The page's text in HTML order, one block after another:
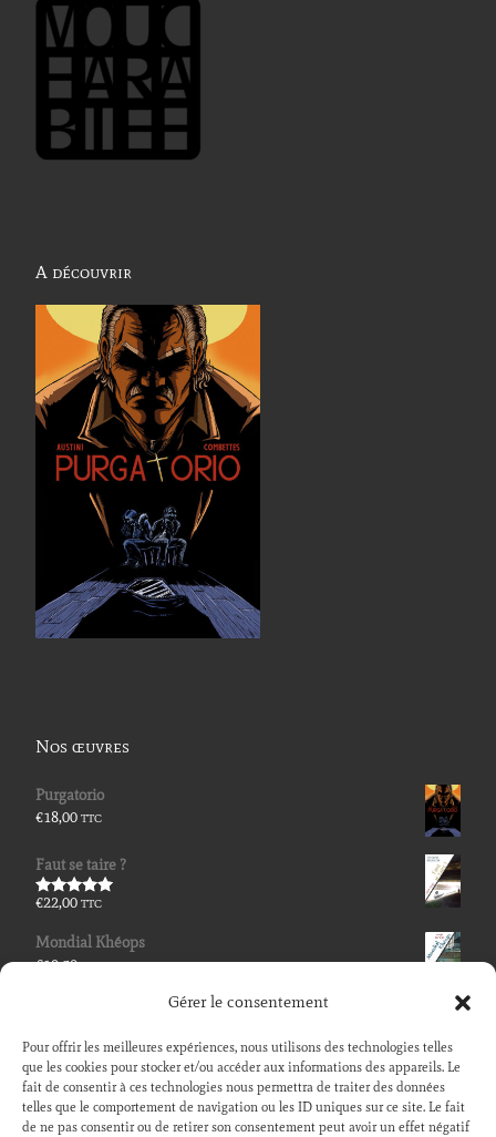
Gérer le consentement
Pour offrir les meilleures expériences, nous utilisons des technologies telles
que les cookies pour stocker et/ou accéder aux informations des appareils. Le
fait de consentir à ces technologies nous permettra de traiter des données
telles que le comportement de navigation ou les ID uniques sur ce site. Le fait
de ne pas consentir ou de retirer son consentement peut avoir un effet négatif
A découvrir
Nos œuvres
Purgatorio
€18,00 TTC
Faut se taire ?
Note5.00
€22,00 TTC
Mondial Khéops
€19,50 TTC
L'instant où le ciel se mélange à la terre
Les murs de papier
Note5.00
19,50